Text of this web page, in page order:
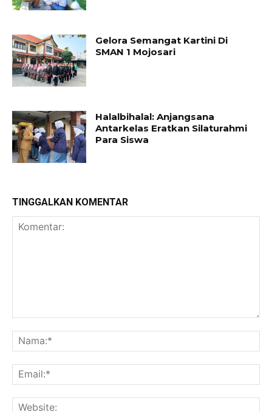
Gelora Semangat Kartini Di
SMAN 1 Mojosari
Halalbihalal: Anjangsana
Antarkelas Eratkan Silaturahmi
Para Siswa
TINGGALKAN KOMENTAR